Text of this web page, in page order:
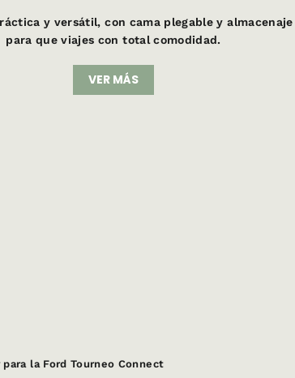
y versátil, con cama plegable y
para que viajes con total comodidad.
VER MÁS
la Ford Tourneo Connect